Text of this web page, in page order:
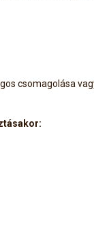
csomagolása